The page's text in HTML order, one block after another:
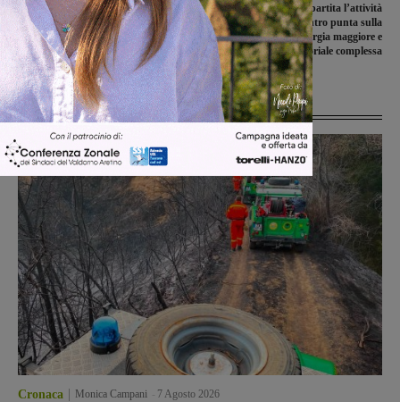
Centenario esce di casa e si perde in
un sentiero del Pratomagno, ricerche
a Pasquetta: ritrovato, sta bene
Serristori: ripartita l’attività
chirurgica, la Asl Centro punta sulla
integrazione fra chirurgia maggiore e
ambulatoriale complessa
Ultime Notizie
Cronaca Monica Campani 7 Agosto 2026